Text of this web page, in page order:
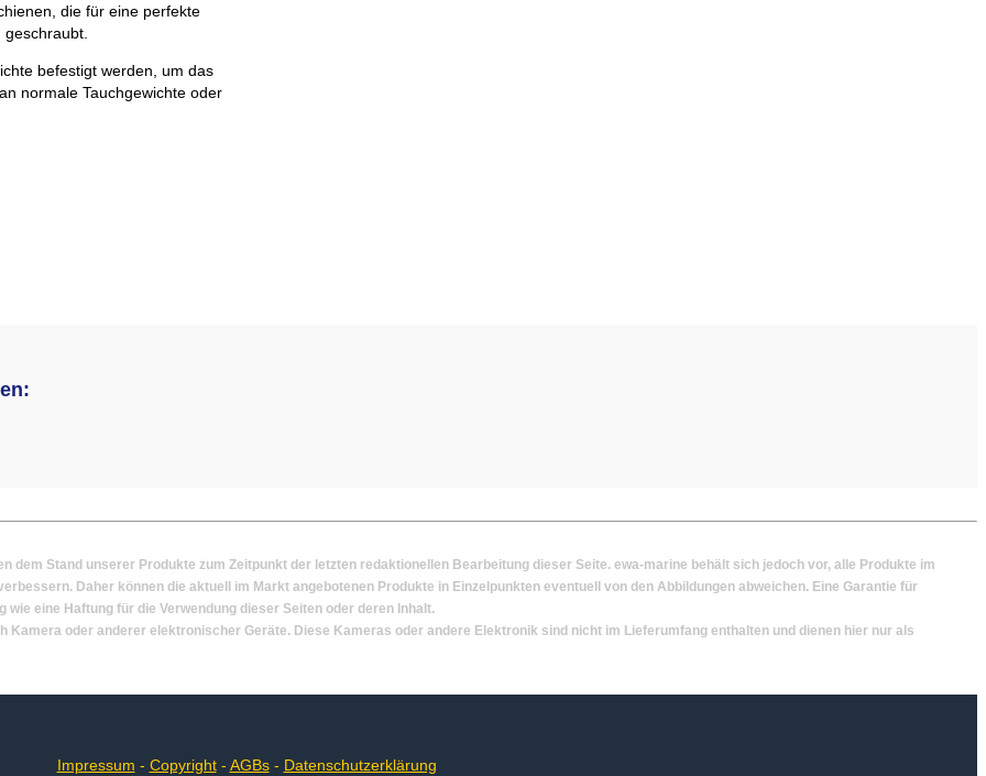
die für eine perfekte
befestigt werden, um das
normale Tauchgewichte oder
Stand unserer Produkte zum Zeitpunkt der letzten redaktionellen Bearbeitung dieser Seite. ewa-marine behält sich jedoch vor, alle Produkte im
Daher können die aktuell im Markt angebotenen Produkte in Einzelpunkten eventuell von den Abbildungen abweichen. Eine Garantie für
eine Haftung für die Verwendung dieser Seiten oder deren Inhalt.
Kamera oder anderer elektronischer Geräte. Diese Kameras oder andere Elektronik sind nicht im Lieferumfang enthalten und dienen hier nur als
Impressum - Copyright- AGBs- Datenschutzerklärung